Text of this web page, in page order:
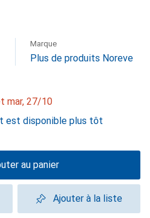
Marque
Plus de produits Noreve
mar, 27/10
est disponible plus tôt
au panier
Ajouter à la liste